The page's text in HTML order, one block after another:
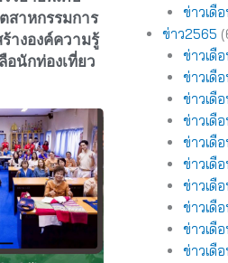
สาหกรรมการ
างองค์ความรู้
อนักท่องเที่ยว
ข่าวเดื
ข่าว2565
ข่าวเดื
ข่าวเดื
ข่าวเดื
ข่าวเดื
ข่าวเดื
ข่าวเดื
ข่าวเดื
ข่าวเดื
ข่าวเดื
ข่าวเดื